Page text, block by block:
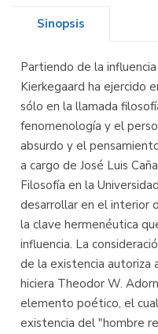
Sinopsis
Partiendo de la
Kierkegaard ha ejercido
sólo en la llamada
fenomenología y el
absurdo y el
a cargo de José Luis
Filosofía en la
desarrollar en el interior
la clave hermenéutica
influencia. La
de la existencia autoriza
hiciera Theodor W.
elemento poético, el
existencia del "hombre